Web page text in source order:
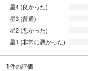
星4 (良かった)
星3 (普通)
星2 (悪かった)
星1 (非常に悪かった)
1件の評価